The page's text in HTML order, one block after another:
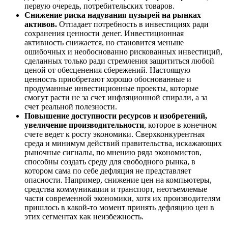
первую очередь, потребительских товаров.
Снижение риска надувания пузырей на рынках
активов. Отпадает потребность в инвестициях ради
сохранения ценности денег. Инвестиционная
активность снижается, но становится меньше
ошибочных и необоснованно рискованных инвестиций,
сделанных только ради стремления защититься любой
ценой от обесценения сбережений. Настоящую
ценность приобретают хорошо обоснованные и
продуманные инвестиционные проекты, которые
смогут расти не за счет инфляционной спирали, а за
счет реальной полезности.
Повышение доступности ресурсов и изобретений,
увеличение производительности, которое в конечном
счете ведет к росту экономики. Сверхконкурентная
среда и минимум действий правительства, искажающих
рыночные сигналы, по мнению ряда экономистов,
способны создать среду для свободного рынка, в
котором сама по себе дефляция не представляет
опасности. Например, снижение цен на компьютеры,
средства коммуникации и транспорт, неотъемлемые
части современной экономики, хотя их производителям
пришлось в какой-то момент принять дефляцию цен в
этих сегментах как неизбежность.